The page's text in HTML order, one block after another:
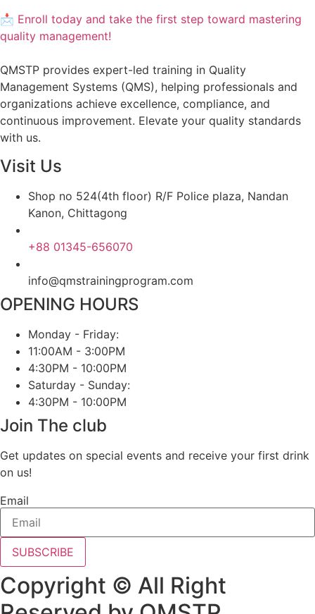
📩 Enroll today and take the first step toward mastering
quality management!
QMSTP provides expert-led training in Quality
Management Systems (QMS), helping professionals and
organizations achieve excellence, compliance, and
continuous improvement. Elevate your quality standards
with us.
Visit Us
Shop no 524(4th floor) R/F Police plaza, Nandan
Kanon, Chittagong
+88 01345-656070
info@qmstrainingprogram.com
OPENING HOURS
Monday - Friday:
11:00AM - 3:00PM
4:30PM - 10:00PM
Saturday - Sunday:
4:30PM - 10:00PM
Join The club
Get updates on special events and receive your first drink
on us!
Email
SUBSCRIBE
Copyright © All Right